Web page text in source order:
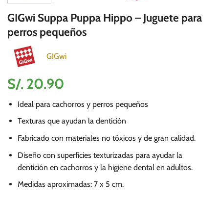
GIGwi Suppa Puppa Hippo – Juguete para
perros pequeños
GIGwi
S/. 20.90
Ideal para cachorros y perros pequeños
Texturas que ayudan la dentición
Fabricado con materiales no tóxicos y de gran calidad.
Diseño con superficies texturizadas para ayudar la
dentición en cachorros y la higiene dental en adultos.
Medidas aproximadas: 7 x 5 cm.